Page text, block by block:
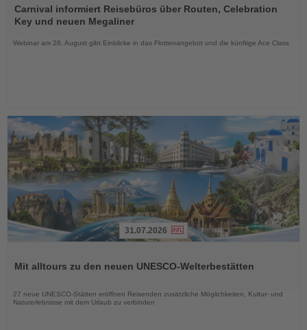
Sie
die
Nachrichten
Carnival informiert Reisebüros über Routen, Celebration
Key und neuen Megaliner
Webinar am 26. August gibt Einblicke in das Flottenangebot und die künftige Ace Class
die
31.07.2026
Mit alltours zu den neuen UNESCO-Welterbestätten
27 neue UNESCO-Stätten eröffnen Reisenden zusätzliche Möglichkeiten, Kultur- und
Naturerlebnisse mit dem Urlaub zu verbinden